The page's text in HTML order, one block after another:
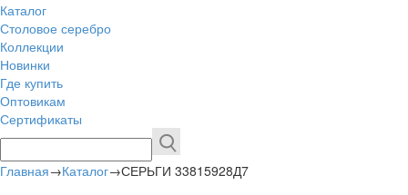
Каталог
Столовое серебро
Коллекции
Новинки
Где купить
Оптовикам
Сертификаты
Главная→Каталог→СЕРЬГИ 33815928Д7